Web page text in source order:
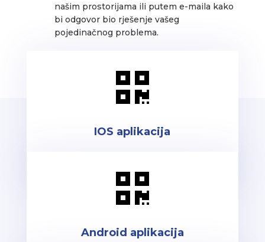
našim prostorijama ili putem e-maila kako
bi odgovor bio rješenje vašeg
pojedinačnog problema.

IOS aplikacija

Android aplikacija